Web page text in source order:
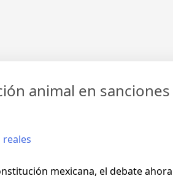
animal en
mexicana, el debate